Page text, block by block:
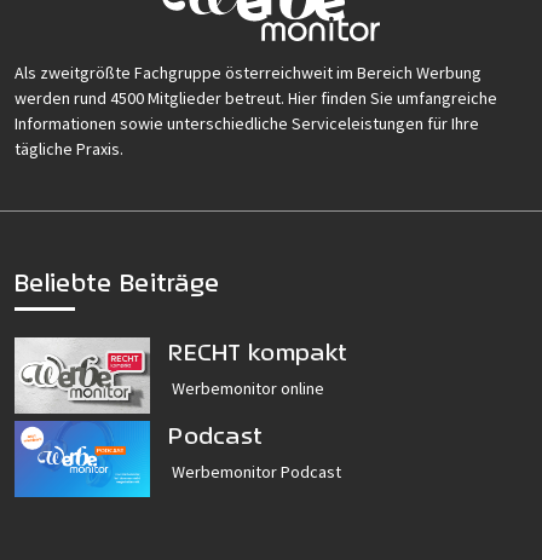
Als zweitgrößte Fachgruppe österreichweit im Bereich Werbung
werden rund 4500 Mitglieder betreut. Hier finden Sie umfangreiche
Informationen sowie unterschiedliche Serviceleistungen für Ihre
tägliche Praxis.
Beliebte Beiträge
RECHT kompakt
Werbemonitor online
Podcast
Werbemonitor Podcast